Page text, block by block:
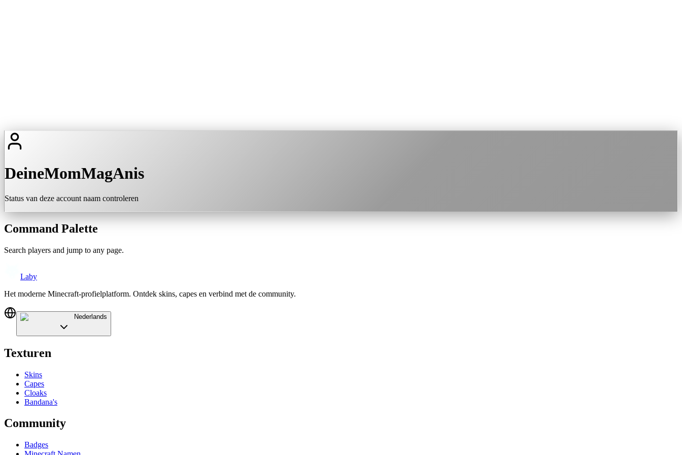
DeineMomMagAnis
Status van deze account naam controleren
Command Palette
Search players and jump to any page.
Laby
Het moderne Minecraft-profielplatform. Ontdek skins, capes en verbind met de community.
Nederlands
Texturen
Skins
Capes
Cloaks
Bandana's
Community
Badges